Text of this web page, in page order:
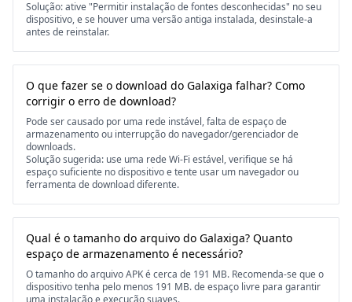
Solução: ative "Permitir instalação de fontes desconhecidas" no seu
dispositivo, e se houver uma versão antiga instalada, desinstale-a
antes de reinstalar.
O que fazer se o download do Galaxiga falhar? Como
corrigir o erro de download?
Pode ser causado por uma rede instável, falta de espaço de
armazenamento ou interrupção do navegador/gerenciador de
downloads.
Solução sugerida: use uma rede Wi-Fi estável, verifique se há
espaço suficiente no dispositivo e tente usar um navegador ou
ferramenta de download diferente.
Qual é o tamanho do arquivo do Galaxiga? Quanto
espaço de armazenamento é necessário?
O tamanho do arquivo APK é cerca de 191 MB. Recomenda-se que o
dispositivo tenha pelo menos 191 MB. de espaço livre para garantir
uma instalação e execução suaves.